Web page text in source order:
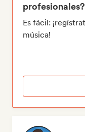
profesionales?
Es fácil:
música!